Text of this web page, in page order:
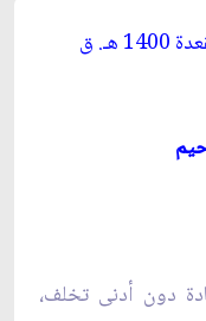
دون أدنى تخلف،